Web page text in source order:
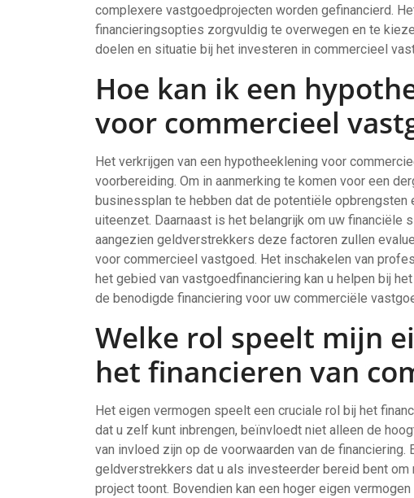
complexere vastgoedprojecten worden gefinancierd.
financieringsopties zorgvuldig te overwegen en te
doelen en situatie bij het investeren in commercieel
Hoe kan ik een
voor commercieel
Het verkrijgen van een hypotheeklening voor
voorbereiding. Om in aanmerking te komen voor een
businessplan te hebben dat de potentiële opbrengsten
uiteenzet. Daarnaast is het belangrijk om uw financiële
aangezien geldverstrekkers deze factoren zullen
voor commercieel vastgoed. Het inschakelen van
het gebied van vastgoedfinanciering kan u helpen bij
de benodigde financiering voor uw commerciële
Welke rol speelt mijn
het financieren van
Het eigen vermogen speelt een cruciale rol bij het
dat u zelf kunt inbrengen, beïnvloedt niet alleen de
van invloed zijn op de voorwaarden van de
geldverstrekkers dat u als investeerder bereid bent
project toont. Bovendien kan een hoger eigen